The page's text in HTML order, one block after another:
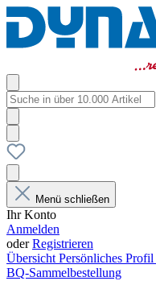
Menü schließen
Ihr Konto
Anmelden
oderRegistrieren
Übersicht Persönliches Profil
BQ-Sammelbestellung